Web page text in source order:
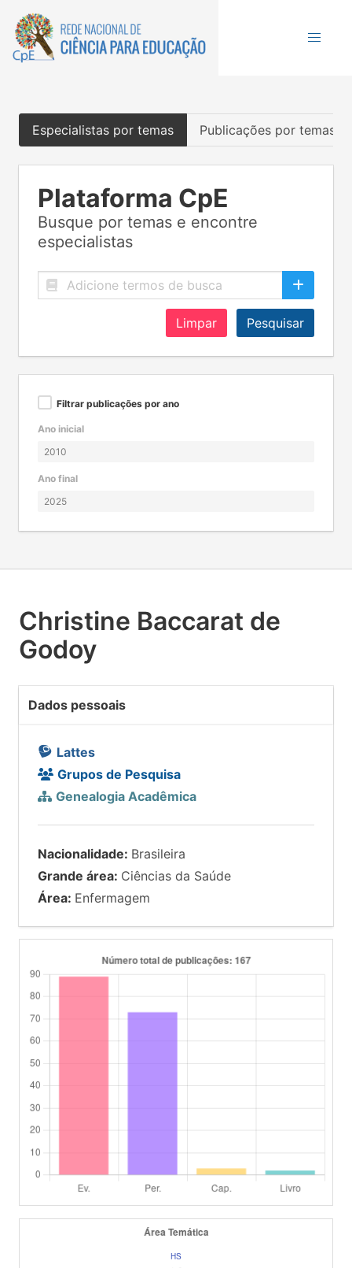
Especialistas por temas Publicações por temas
Plataforma CpE
Busque por temas e encontre
especialistas
Limpar Pesquisar
Filtrar publicações por ano
Ano inicial
Ano final
Christine Baccarat de
Godoy
Dados pessoais
Lattes
Grupos de Pesquisa
Genealogia Acadêmica
Nacionalidade: Brasileira
Grande área: Ciências da Saúde
Área: Enfermagem